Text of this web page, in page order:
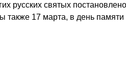
русских святых
17 марта, в день памяти